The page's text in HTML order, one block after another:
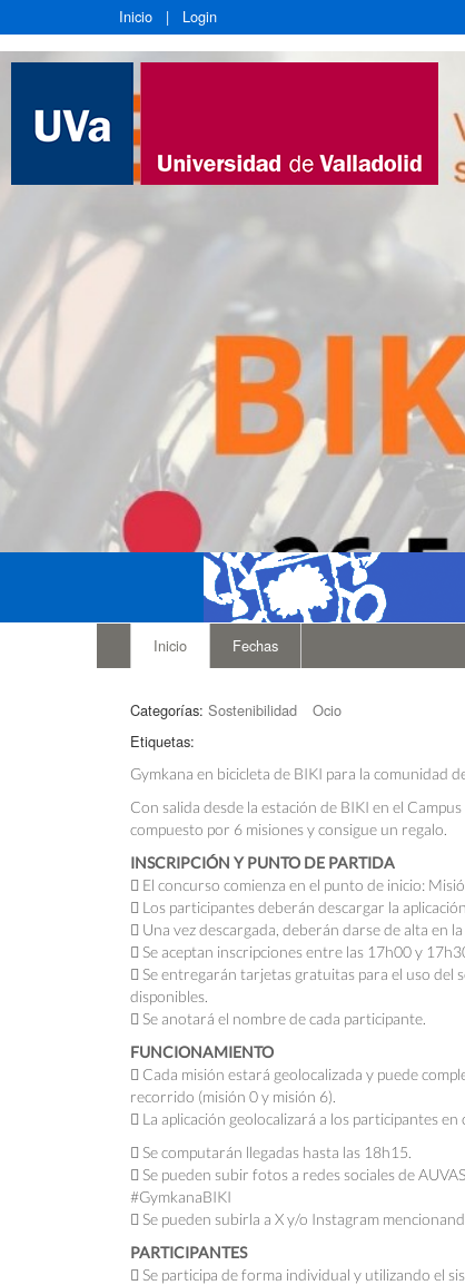
Inicio | Login
Inicio Fechas
Categorías: Sostenibilidad
Ocio
Etiquetas:
Gymkana en bicicleta de BIKI para la comunidad
Con salida desde la estación de BIKI en el
compuesto por 6 misiones y consigue un regalo.
INSCRIPCIÓN Y PUNTO DE PARTIDA
 El concurso comienza en el punto de inicio:
 Los participantes deberán descargar la
 Una vez descargada, deberán darse de alta en
 Se aceptan inscripciones entre las 17h00 y
 Se entregarán tarjetas gratuitas para el uso del
disponibles.
 Se anotará el nombre de cada participante.
FUNCIONAMIENTO
 Cada misión estará geolocalizada y puede
recorrido (misión 0 y misión 6).
 La aplicación geolocalizará a los participantes en
 Se computarán llegadas hasta las 18h15.
 Se pueden subir fotos a redes sociales de
#GymkanaBIKI
 Se pueden subirla a X y/o Instagram
PARTICIPANTES
 Se participa de forma individual y utilizando el